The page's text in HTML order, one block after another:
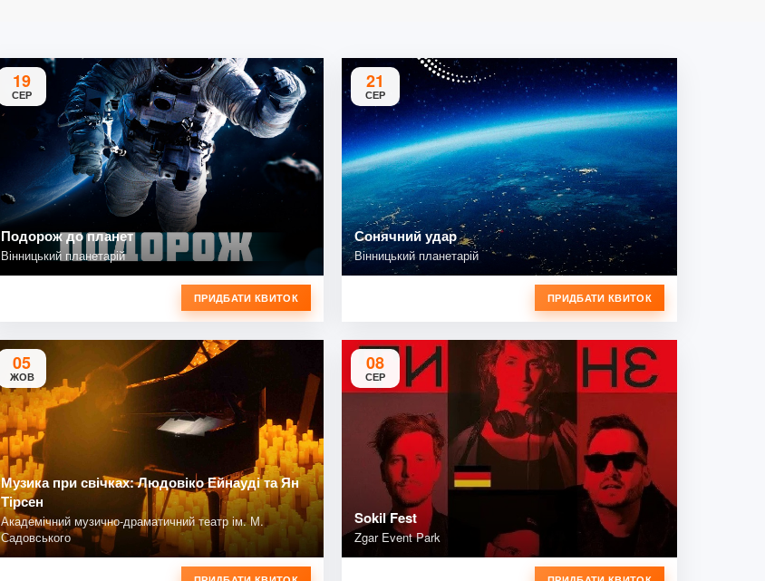
19
СЕР
Подорож до планет
Вінницький планетарій
ПРИДБАТИ КВИТОК
21
СЕР
Сонячний удар
Вінницький планетарій
ПРИДБАТИ КВИТОК
05
ЖОВ
Музика при свічках: Людовіко Ейнауді та Ян
Тірсен
Академічний музично-драматичний театр ім. М.
Садовського
08
СЕР
Sokil Fest
Zgar Event Park